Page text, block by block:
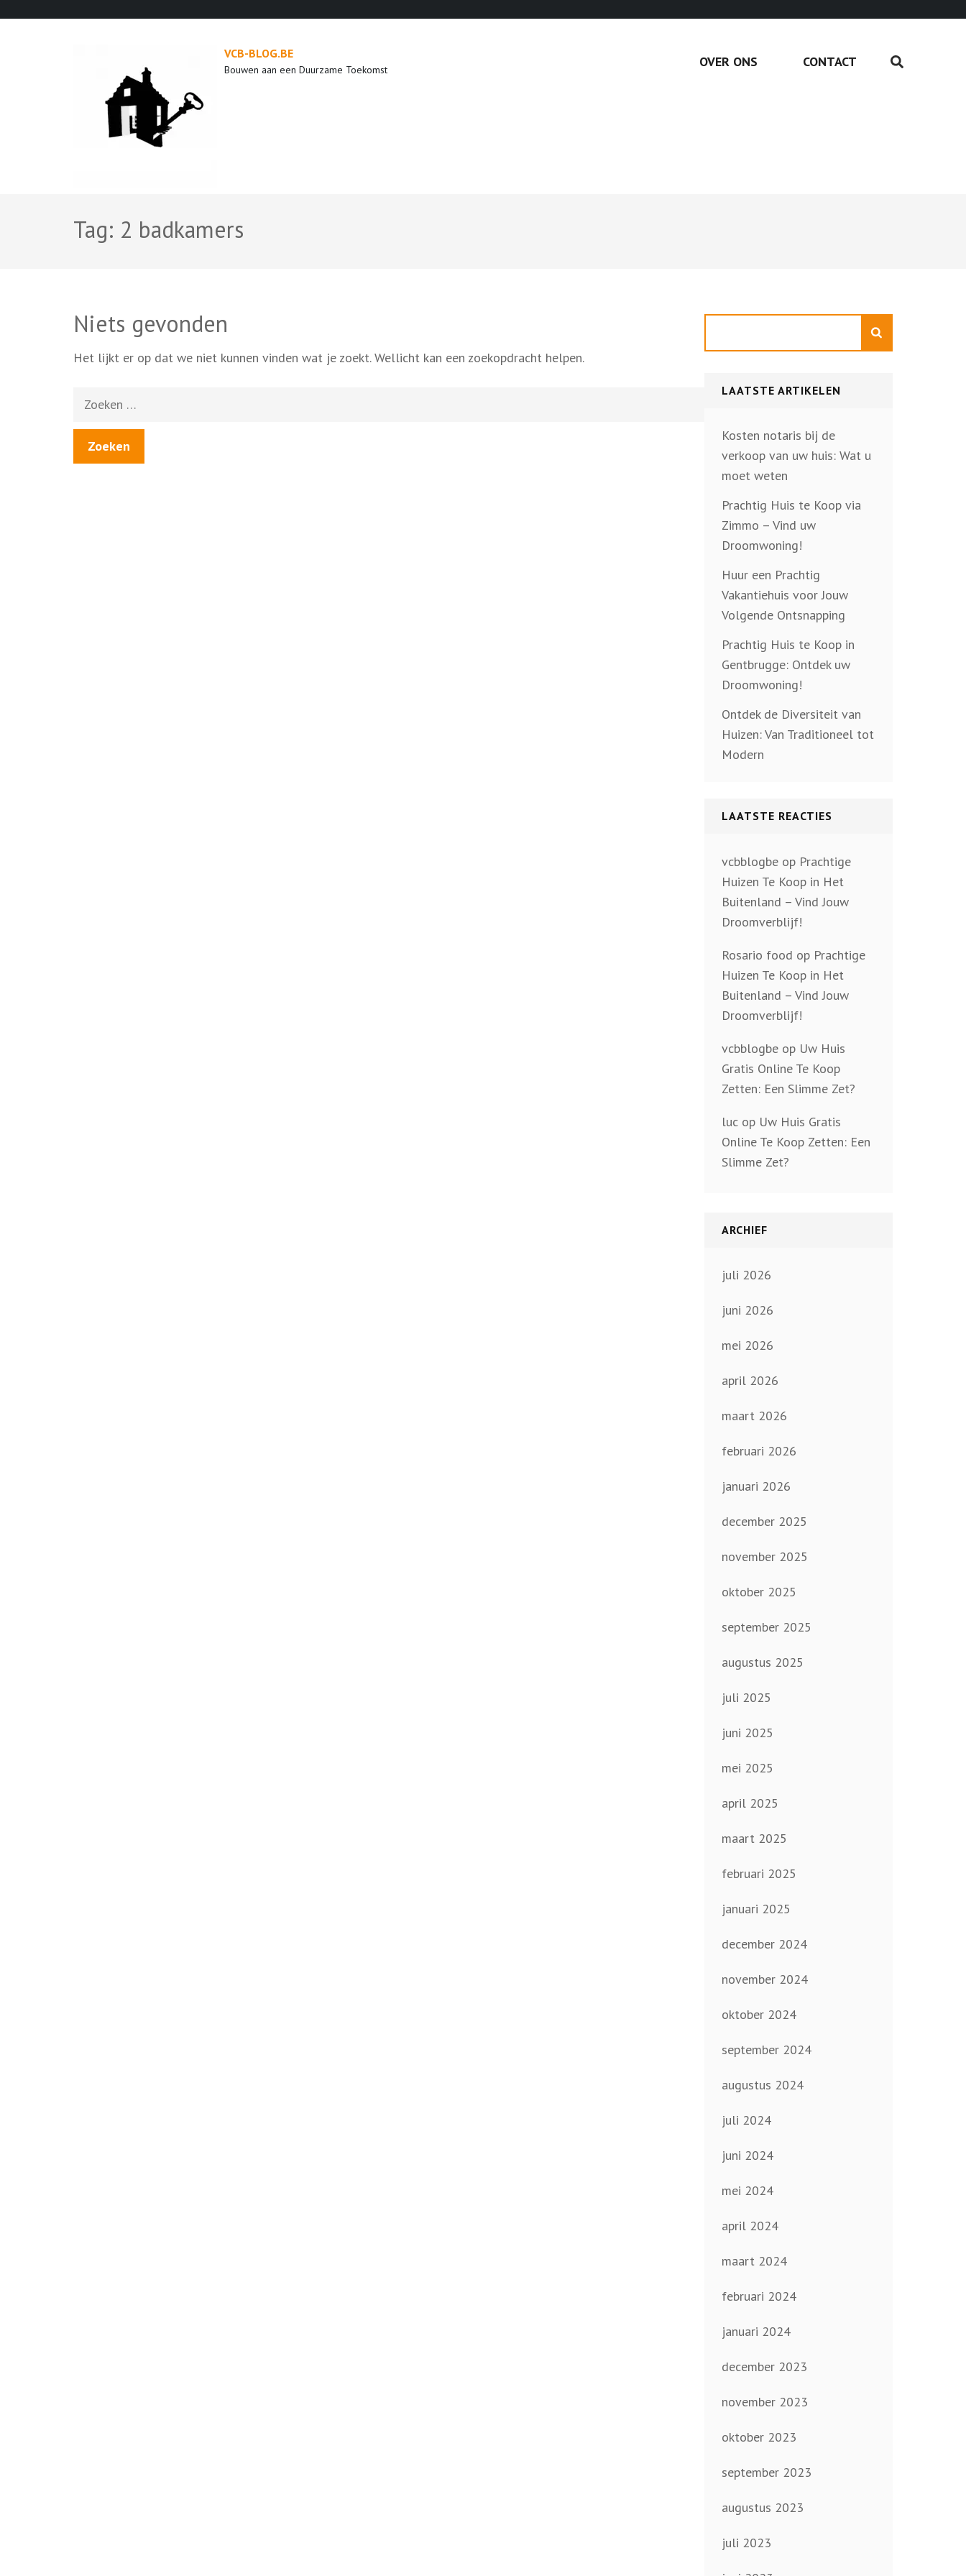
VCB-BLOG.BE
Bouwen aan een Duurzame Toekomst OVER ONS CONTACT
Tag: 2 badkamers
Niets gevonden
Het lijkt er op dat we niet kunnen vinden wat je zoekt. Wellicht kan een zoekopdracht helpen.
Zoeken
LAATSTE ARTIKELEN
Kosten notaris bij de
verkoop van uw huis: Wat u
moet weten
Prachtig Huis te Koop via
Zimmo – Vind uw
Droomwoning!
Huur een Prachtig
Vakantiehuis voor Jouw
Volgende Ontsnapping
Prachtig Huis te Koop in
Gentbrugge: Ontdek uw
Droomwoning!
Ontdek de Diversiteit van
Huizen: Van Traditioneel tot
Modern
LAATSTE REACTIES
vcbblogbeop Prachtige
Huizen Te Koop in Het
Buitenland – Vind Jouw
Droomverblijf!
Rosario food op Prachtige
Huizen Te Koop in Het
Buitenland – Vind Jouw
Droomverblijf!
vcbblogbeop Uw Huis
Gratis Online Te Koop
Zetten: Een Slimme Zet?
lucop Uw Huis Gratis
Online Te Koop Zetten: Een
Slimme Zet?
ARCHIEF
juli 2026
juni 2026
mei 2026
april 2026
maart 2026
februari 2026
januari 2026
december 2025
november 2025
oktober 2025
september 2025
augustus 2025
juli 2025
juni 2025
mei 2025
april 2025
maart 2025
februari 2025
januari 2025
december 2024
november 2024
oktober 2024
september 2024
augustus 2024
juli 2024
juni 2024
mei 2024
april 2024
maart 2024
februari 2024
januari 2024
december 2023
november 2023
oktober 2023
september 2023
augustus 2023
juli 2023